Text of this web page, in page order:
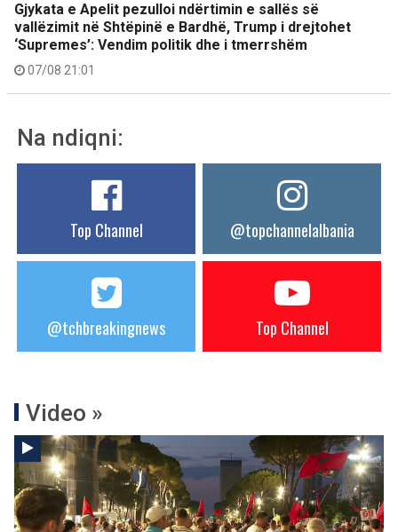
Gjykata e Apelit pezulloi ndërtimin e sallës së
vallëzimit në Shtëpinë e Bardhë, Trump i drejtohet
‘Supremes’: Vendim politik dhe i tmerrshëm
07/08 21:01
Na ndiqni:
Top Channel @topchannelalbania
@tchbreakingnews Top Channel
Video »